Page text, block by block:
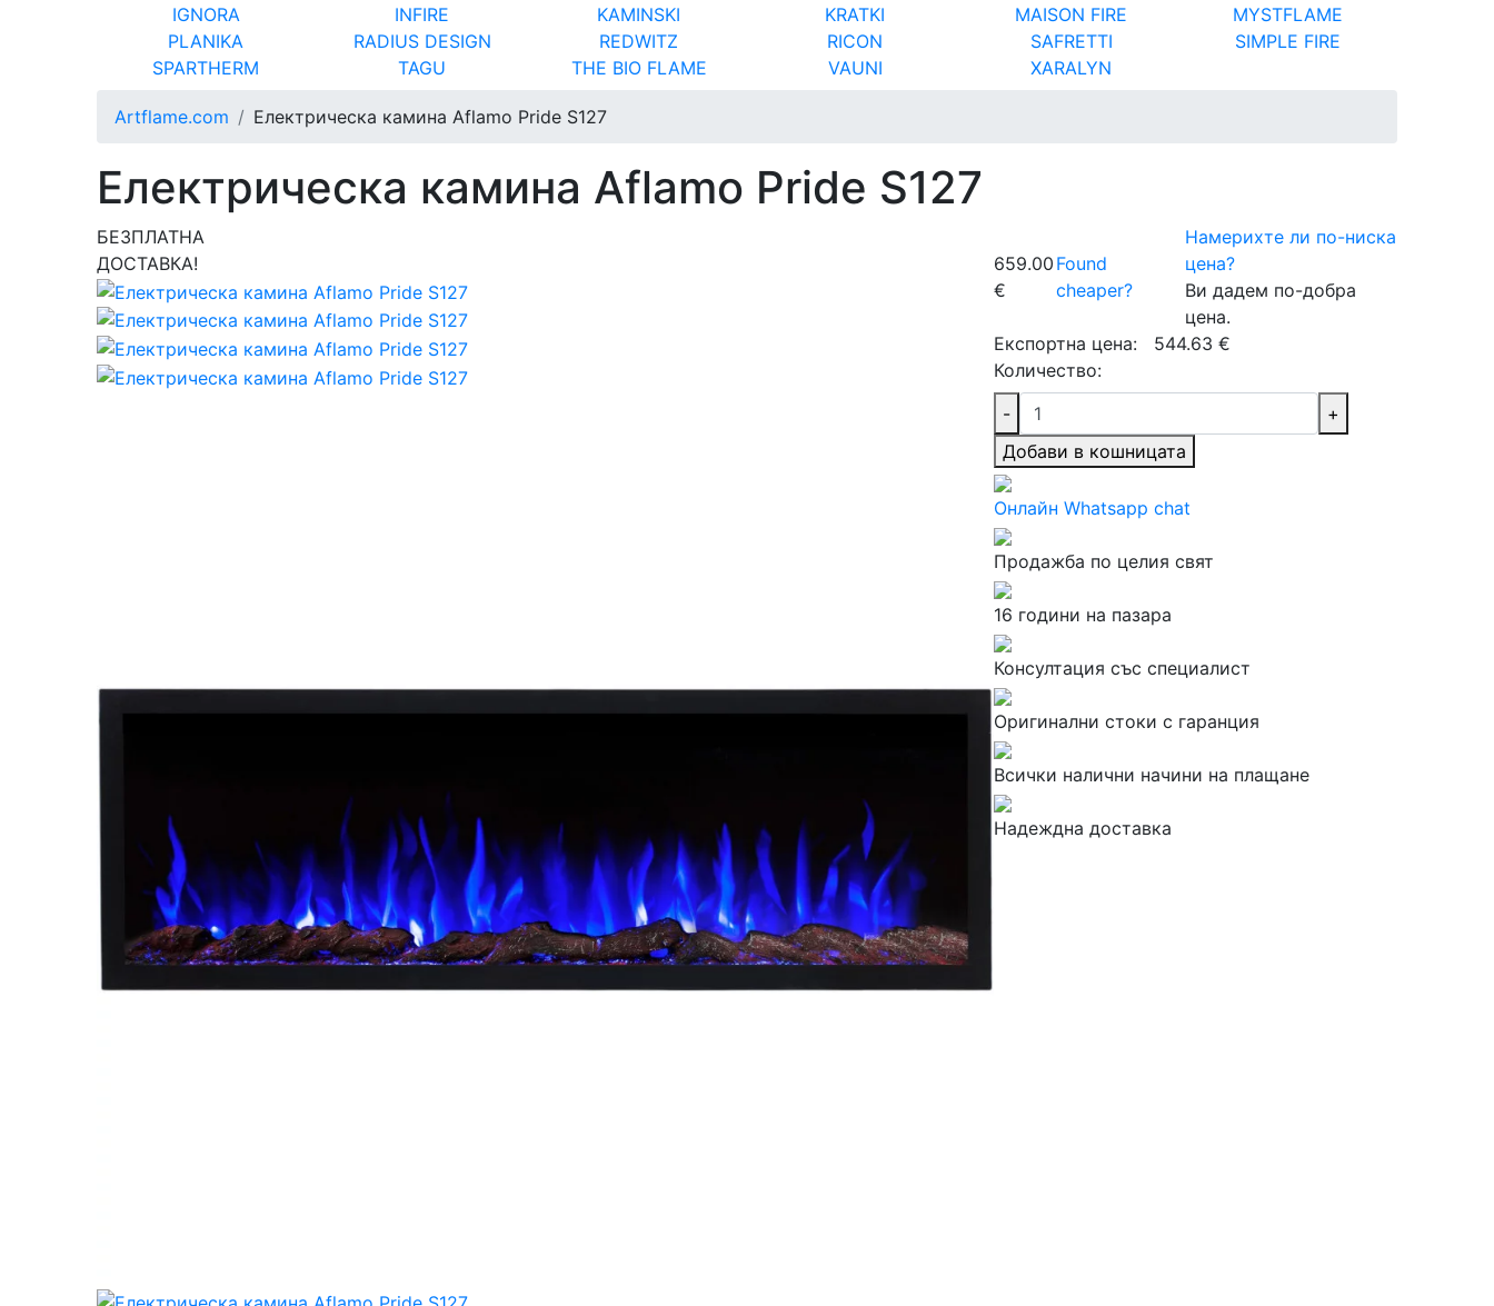
IGNORA
INFIRE KAMINSKI KRATKI MAISON FIRE
MYSTFLAME
PLANIKA
RADIUS DESIGN REDWITZ RICON SAFRETTI
SIMPLE FIRE
SPARTHERM
TAGU THE BIO FLAME VAUNI XARALYN
Artflame.com Електрическа камина Aflamo Pride S127
Електрическа камина Aflamo Pride S127
БЕЗПЛАТНА
ДОСТАВКА!
659.00
€
Found
cheaper?
Намерихте ли по-ниска
цена?
Ви дадем по-добра
цена.
Експортна цена:
544.63 €
Количество:
-
+
Добави в кошницата
Онлайн Whatsapp chat
Продажба по целия свят
16 години на пазара
Консултация със специалист
Оригинални стоки с гаранция
Всички налични начини на плащане
Надеждна доставка